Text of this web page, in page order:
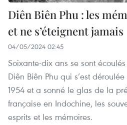
Diên Biên Phu : les
et ne s’éteignent jamais
04/05/2024 02:45
Soixante-dix ans se sont
Diên Biên Phu qui s’est
1954 et a sonné le glas de la
française en Indochine, les
esprits et les mémoires.